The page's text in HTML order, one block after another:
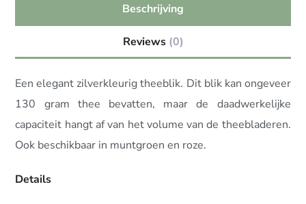
Beschrijving
Reviews (0)
Een elegant zilverkleurig theeblik. Dit blik kan ongeveer
130 gram thee bevatten, maar de daadwerkelijke
capaciteit hangt af van het volume van de theebladeren.
Ook beschikbaar in muntgroen en roze.
Details